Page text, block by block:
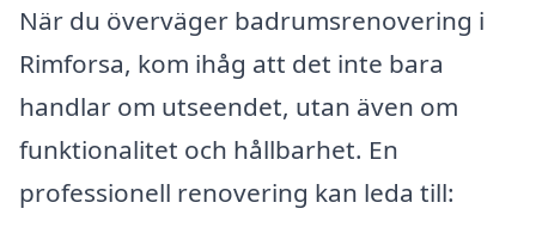
När du överväger badrumsrenovering i
Rimforsa, kom ihåg att det inte bara
handlar om utseendet, utan även om
funktionalitet och hållbarhet. En
professionell renovering kan leda till: